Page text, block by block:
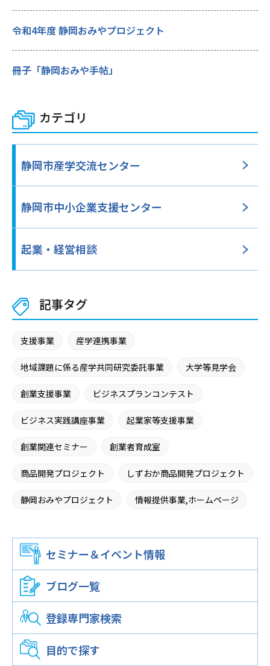
カテゴリ
静岡市産学交流センター
静岡市中小企業支援センター
起業・経営相談
記事タグ
支援事業 産学連携事業
地域課題に係る産学共同研究委託事業 大学等見学会
創業支援事業 ビジネスプランコンテスト
ビジネス実践講座事業 起業家等支援事業
創業関連セミナー 創業者育成室
商品開発プロジェクト しずおか商品開発プロジェクト
静岡おみやプロジェクト 情報提供事業,ホームページ
窓口相談事業 専門家派遣事業
中小企業等経営支援事業
中小企業等経営支援講座 起業・経営相談
各種相談 窓口相談
産学連携コーディネータによる相談
セミナー＆イベント情報
ブログ一覧
登録専門家検索
目的で探す
令和4年度 静岡おみやプロジェクト
冊子「静岡おみや手帖」